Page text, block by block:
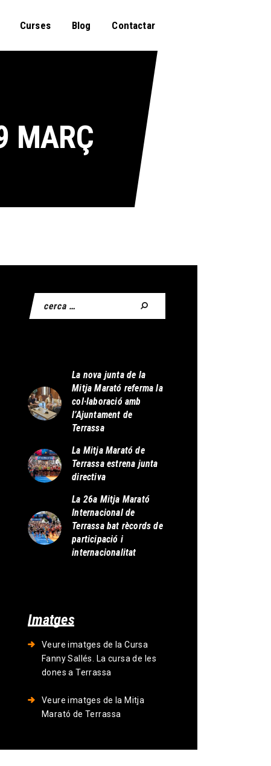
Curses Blog Contactar
MARÇ
La nova junta de la
Mitja Marató referma la
col·laboració amb
l’Ajuntament de
Terrassa
La Mitja Marató de
Terrassa estrena junta
directiva
La 26a Mitja Marató
Internacional de
Terrassa bat rècords de
participació i
internacionalitat
Imatges
Veure imatges de la Cursa
Fanny Sallés. La cursa de les
dones a Terrassa
Veure imatges de la Mitja
Marató de Terrassa